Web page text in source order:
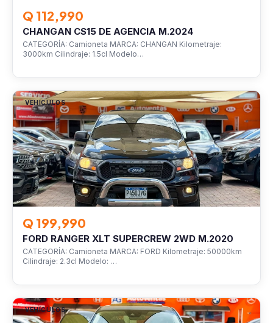
Q 112,990
CHANGAN CS15 DE AGENCIA M.2024
CATEGORÍA: Camioneta MARCA: CHANGAN Kilometraje:
3000km Cilindraje: 1.5cl Modelo…
VEHÍCULOS
Q 199,990
FORD RANGER XLT SUPERCREW 2WD M.2020
CATEGORÍA: Camioneta MARCA: FORD Kilometraje: 50000km
Cilindraje: 2.3cl Modelo: …
VEHÍCULOS